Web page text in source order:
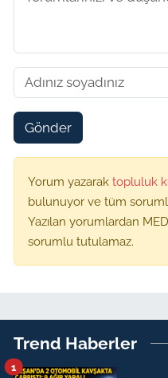
Gönder
Yorum yazarak topluluk
bulunuyor ve tüm
Yazılan yorumlardan
sorumlu tutulamaz.
Trend Haberler
1